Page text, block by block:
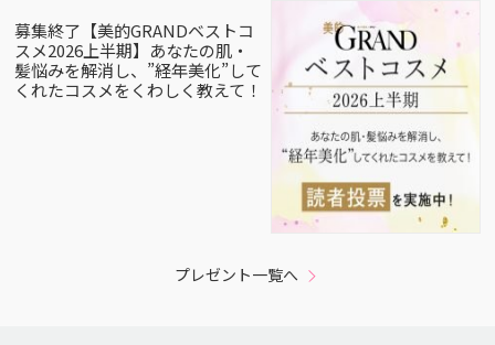
募集終了【美的GRANDベストコ
スメ2026上半期】あなたの肌・
髪悩みを解消し、”経年美化”して
くれたコスメをくわしく教えて！
プレゼント一覧へ